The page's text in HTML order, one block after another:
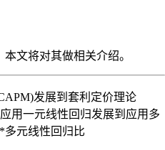
文将对其做相关介绍。
发展到套利定价理论
用一元线性回归发展到应用多
多元线性回归比